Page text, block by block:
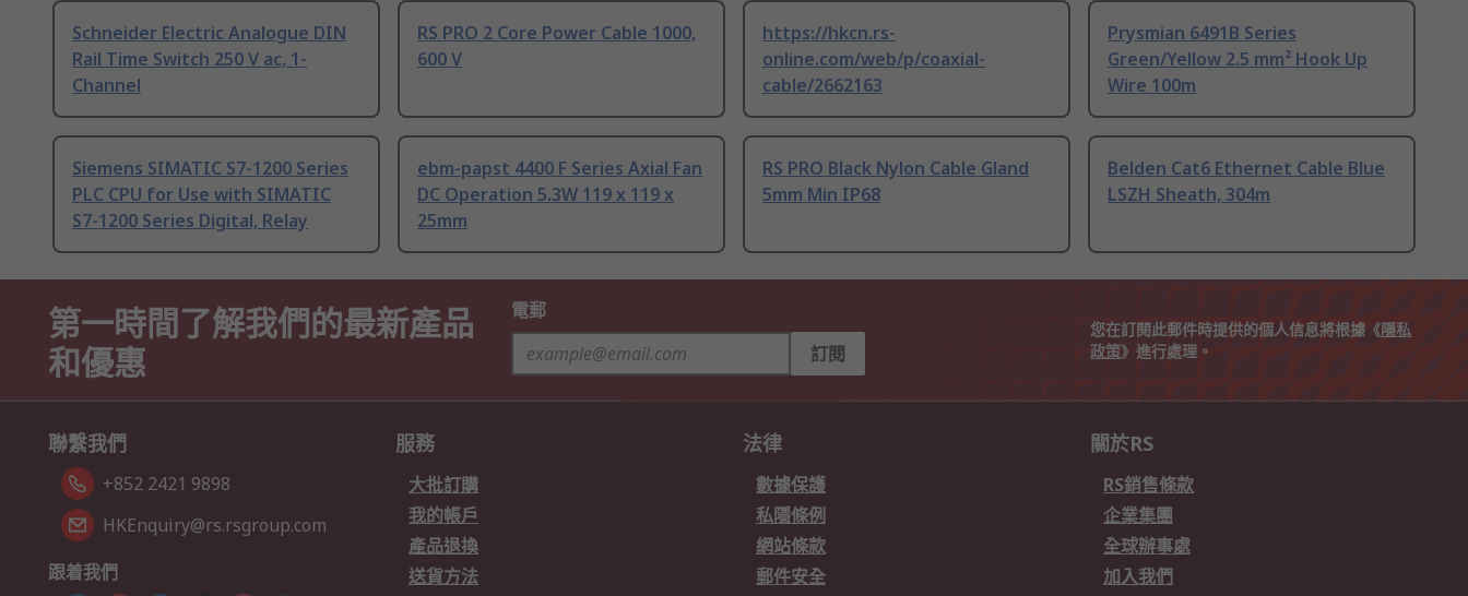
Schneider Electric Analogue DIN
Rail Time Switch 250 V ac, 1-
Channel
RS PRO 2 Core Power Cable 1000,
600 V
https://hkcn.rs-
online.com/web/p/coaxial-
cable/2662163
Prysmian 6491B Series
Green/Yellow 2.5 mm² Hook Up
Wire 100m
Siemens SIMATIC S7-1200 Series
PLC CPU for Use with SIMATIC
S7-1200 Series Digital, Relay
ebm-papst 4400 F Series Axial Fan
DC Operation 5.3W 119 x 119 x
25mm
RS PRO Black Nylon Cable Gland
5mm Min IP68
Belden Cat6 Ethernet Cable Blue
LSZH Sheath, 304m
第一時間了解我們的最新產品
和優惠
電郵
訂閱
您在訂閱此郵件時提供的個人信息將根據《隱私
政策》進行處理。
聯繫我們
+852 2421 9898
HKEnquiry@rs.rsgroup.com
跟着我們
服務
大批訂購
我的帳戶
產品退換
送貨方法
法律
數據保護
私隱條例
網站條款
郵件安全
關於RS
RS銷售條款
企業集團
全球辦事處
加入我們